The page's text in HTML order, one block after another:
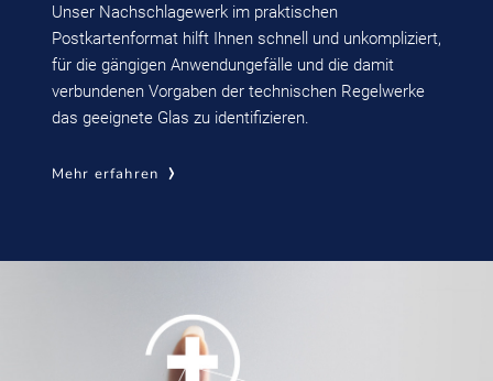
Unser Nachschlagewerk im praktischen
Postkartenformat hilft Ihnen schnell und unkompliziert,
für die gängigen Anwendungefälle und die damit
verbundenen Vorgaben der technischen Regelwerke
das geeignete Glas zu identifizieren.
Mehr erfahren